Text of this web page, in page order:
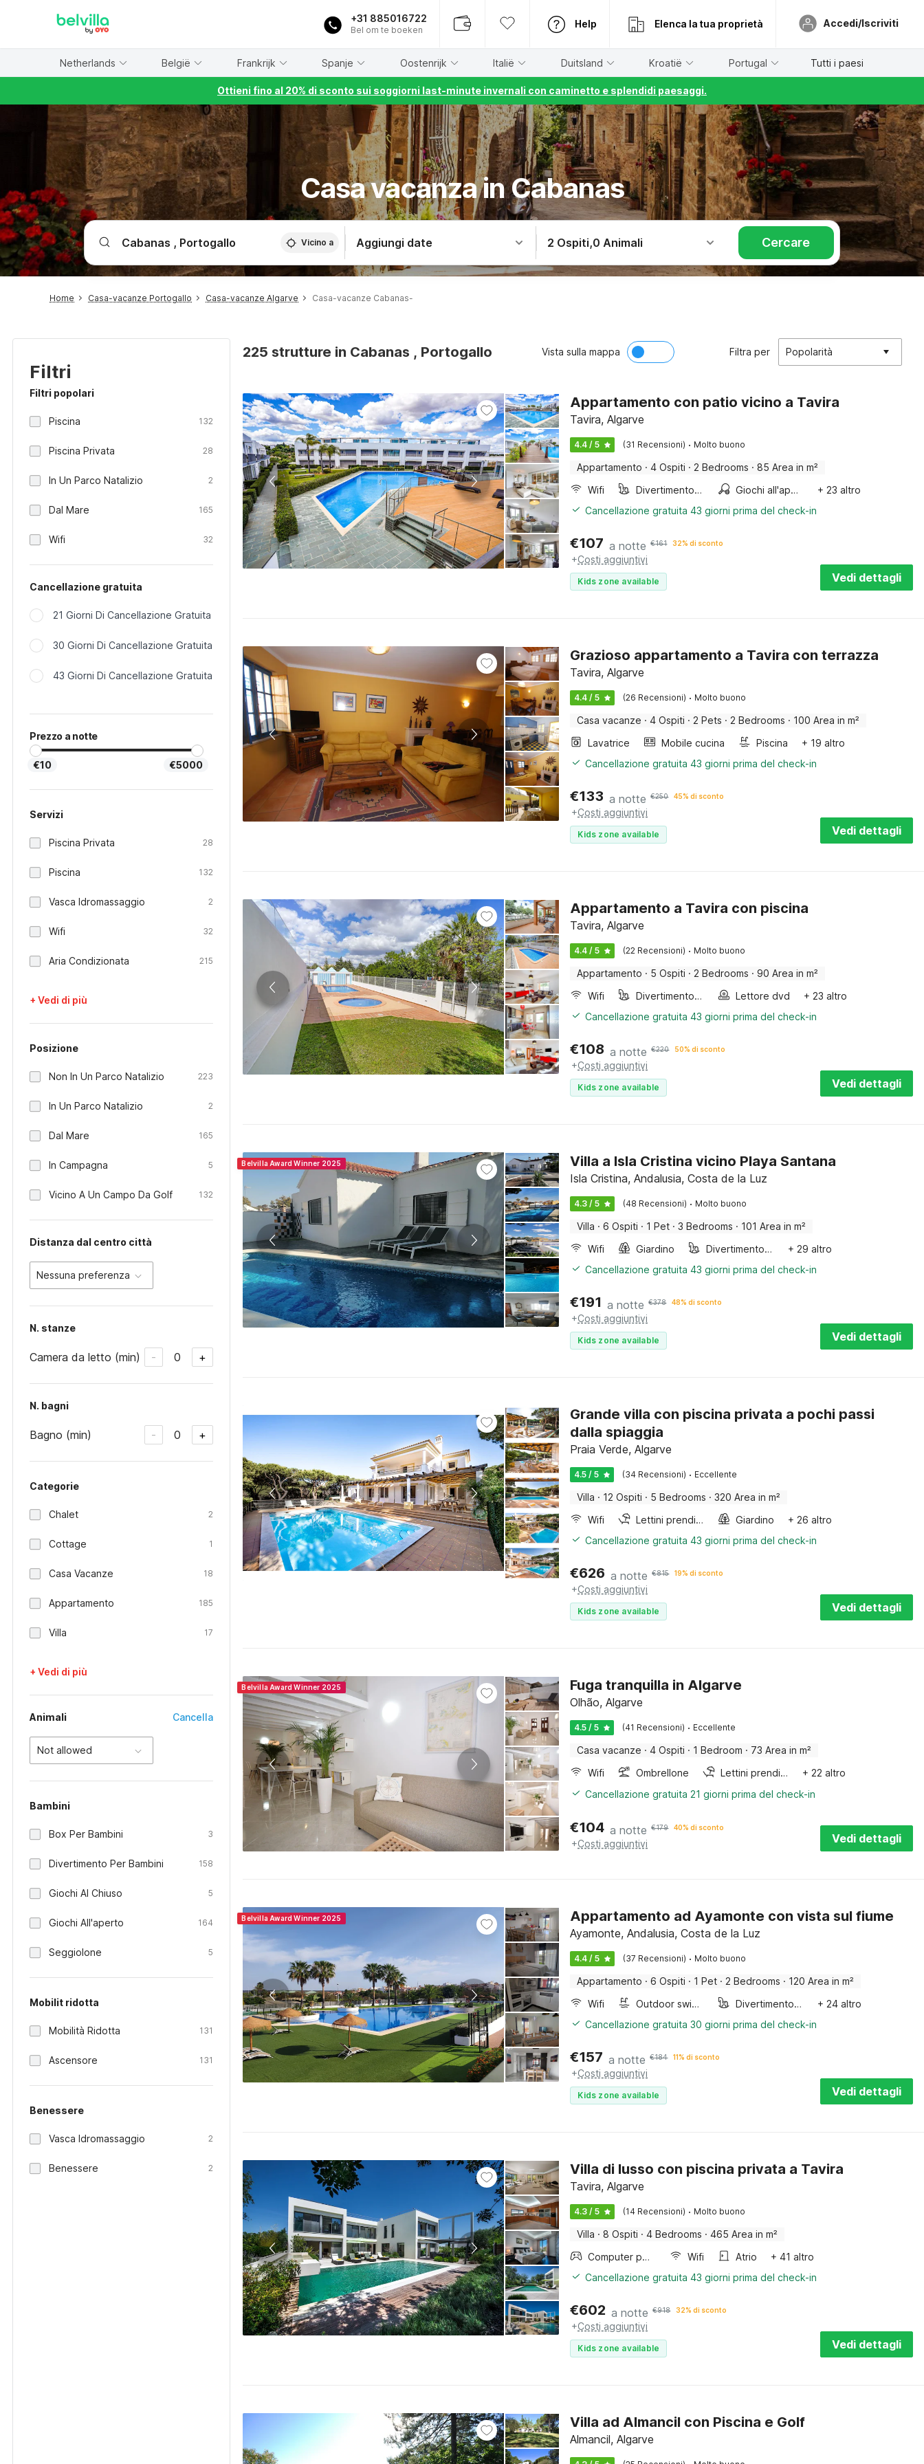
+31 885016722
Bel om te boeken
Help Elenca la tua proprietà Accedi/Iscriviti
Netherlands België Frankrijk Spanje Oostenrijk Italië Duitsland Kroatië Portugal Tutti i paesi
Ottieni fino al 20% di sconto sui soggiorni last-minute invernali con caminetto e splendidi paesaggi.
Casa vacanza in Cabanas
Vicino a Aggiungi date 2 Ospiti,0 Animali Cercare
Home Casa-vacanze Portogallo Casa-vacanze Algarve Casa-vacanze Cabanas-
Filtri
Filtri popolari
Piscina 132
Piscina Privata 28
In Un Parco Natalizio 2
Dal Mare 165
Wifi 32
Cancellazione gratuita
21 Giorni Di Cancellazione Gratuita
30 Giorni Di Cancellazione Gratuita
43 Giorni Di Cancellazione Gratuita
Prezzo a notte
€10 €5000
Servizi
Piscina Privata 28
Piscina 132
Vasca Idromassaggio 2
Wifi 32
Aria Condizionata 215
+ Vedi di più
Posizione
Non In Un Parco Natalizio 223
In Un Parco Natalizio 2
Dal Mare 165
In Campagna 5
Vicino A Un Campo Da Golf 132
Distanza dal centro città
Nessuna preferenza
N. stanze
Camera da letto (min) - 0 +
N. bagni
Bagno (min) - 0 +
Categorie
Chalet 2
Cottage 1
Casa Vacanze 18
Appartamento 185
Villa 17
+ Vedi di più
Animali Cancella
Not allowed
Bambini
Box Per Bambini 3
Divertimento Per Bambini 158
Giochi Al Chiuso 5
Giochi All'aperto 164
Seggiolone 5
Mobilit ridotta
Mobilità Ridotta 131
Ascensore 131
Benessere
Vasca Idromassaggio 2
Benessere 2
225 strutture in Cabanas , Portogallo Vista sulla mappa Filtra per Popolarità
Appartamento con patio vicino a Tavira
Tavira, Algarve
4.4 / 5 (31 Recensioni) · Molto buono
Appartamento · 4 Ospiti · 2 Bedrooms · 85 Area in m²
Wifi
Divertimento per bambini Giochi all'aperto
+ 23 altro
Cancellazione gratuita 43 giorni prima del check-in
€107 a notte €161 32% di sconto
+Costi aggiuntivi
Kids zone available Vedi dettagli
Grazioso appartamento a Tavira con terrazza
Tavira, Algarve
4.4 / 5 (26 Recensioni) · Molto buono
Casa vacanze · 4 Ospiti · 2 Pets · 2 Bedrooms · 100 Area in m²
Lavatrice
Mobile cucina Piscina
+ 19 altro
Cancellazione gratuita 43 giorni prima del check-in
€133 a notte €250 45% di sconto
+Costi aggiuntivi
Kids zone available Vedi dettagli
Appartamento a Tavira con piscina
Tavira, Algarve
4.4 / 5 (22 Recensioni) · Molto buono
Appartamento · 5 Ospiti · 2 Bedrooms · 90 Area in m²
Wifi
Divertimento per bambini Lettore dvd
+ 23 altro
Cancellazione gratuita 43 giorni prima del check-in
€108 a notte €220 50% di sconto
+Costi aggiuntivi
Kids zone available Vedi dettagli
Belvilla Award Winner 2025 Villa a Isla Cristina vicino Playa Santana
Isla Cristina, Andalusia, Costa de la Luz
4.3 / 5 (48 Recensioni) · Molto buono
Villa · 6 Ospiti · 1 Pet · 3 Bedrooms · 101 Area in m²
Wifi
Giardino Divertimento per bambini
+ 29 altro
Cancellazione gratuita 43 giorni prima del check-in
€191 a notte €378 48% di sconto
+Costi aggiuntivi
Kids zone available Vedi dettagli
Grande villa con piscina privata a pochi passi
dalla spiaggia
Praia Verde, Algarve
4.5 / 5 (34 Recensioni) · Eccellente
Villa · 12 Ospiti · 5 Bedrooms · 320 Area in m²
Wifi
Lettini prendisole Giardino
+ 26 altro
Cancellazione gratuita 43 giorni prima del check-in
€626 a notte €815 19% di sconto
+Costi aggiuntivi
Kids zone available Vedi dettagli
Belvilla Award Winner 2025 Fuga tranquilla in Algarve
Olhão, Algarve
4.5 / 5 (41 Recensioni) · Eccellente
Casa vacanze · 4 Ospiti · 1 Bedroom · 73 Area in m²
Wifi
Ombrellone Lettini prendisole
+ 22 altro
Cancellazione gratuita 21 giorni prima del check-in
€104 a notte €179 40% di sconto
+Costi aggiuntivi Vedi dettagli
Belvilla Award Winner 2025 Appartamento ad Ayamonte con vista sul fiume
Ayamonte, Andalusia, Costa de la Luz
4.4 / 5 (37 Recensioni) · Molto buono
Appartamento · 6 Ospiti · 1 Pet · 2 Bedrooms · 120 Area in m²
Wifi
Outdoor swimming pool Divertimento per bambini
+ 24 altro
Cancellazione gratuita 30 giorni prima del check-in
€157 a notte €184 11% di sconto
+Costi aggiuntivi
Kids zone available Vedi dettagli
Villa di lusso con piscina privata a Tavira
Tavira, Algarve
4.3 / 5 (14 Recensioni) · Molto buono
Villa · 8 Ospiti · 4 Bedrooms · 465 Area in m²
Computer per giochi
Wifi Atrio
+ 41 altro
Cancellazione gratuita 43 giorni prima del check-in
€602 a notte €918 32% di sconto
+Costi aggiuntivi
Kids zone available Vedi dettagli
Villa ad Almancil con Piscina e Golf
Almancil, Algarve